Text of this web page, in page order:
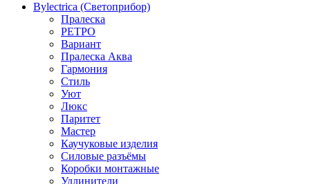
Bylectrica (Светоприбор)
Пралеска
РЕТРО
Вариант
Пралеска Аква
Гармония
Стиль
Уют
Люкс
Паритет
Мастер
Каучуковые изделия
Силовые разъёмы
Коробки монтажные
Удлинители